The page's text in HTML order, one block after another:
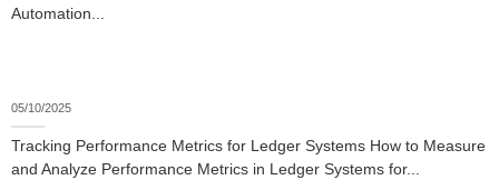
Automation...
05/10/2025
Tracking Performance Metrics for Ledger Systems How to Measure
and Analyze Performance Metrics in Ledger Systems for...